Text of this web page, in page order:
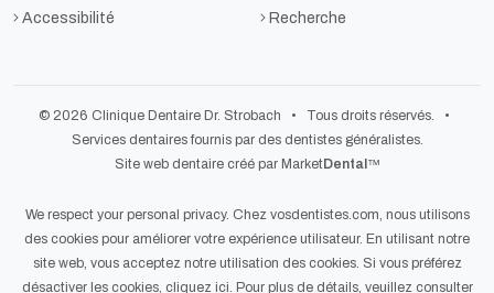
Accessibilité Recherche
© 2026 Clinique Dentaire Dr. Strobach • Tous droits réservés. •
Services dentaires fournis par des dentistes généralistes.
Site web dentaire créé par MarketDental ™
We respect your personal privacy. Chez vosdentistes.com, nous utilisons
des cookies pour améliorer votre expérience utilisateur. En utilisant notre
site web, vous acceptez notre utilisation des cookies. Si vous préférez
désactiver les cookies, cliquez ici. Pour plus de détails, veuillez consulter